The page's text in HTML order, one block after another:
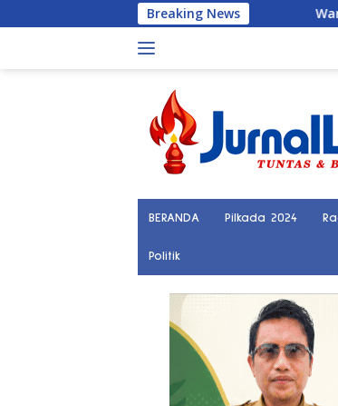
ke
Breaking News
Warga Balinggi Jati
BERANDA Pilkada 2024
Politik